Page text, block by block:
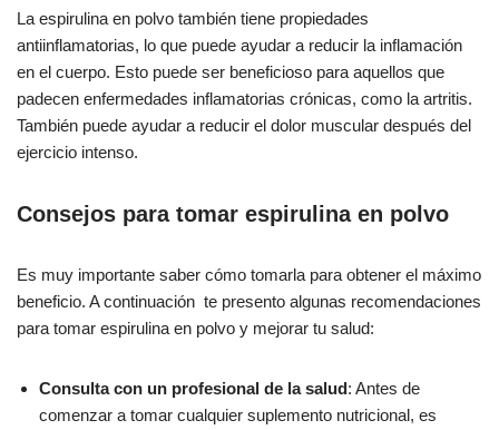
La espirulina en polvo también tiene propiedades
antiinflamatorias, lo que puede ayudar a reducir la inflamación
en el cuerpo. Esto puede ser beneficioso para aquellos que
padecen enfermedades inflamatorias crónicas, como la artritis.
También puede ayudar a reducir el dolor muscular después del
ejercicio intenso.
Consejos para tomar espirulina en polvo
Es muy importante saber cómo tomarla para obtener el máximo
beneficio. A continuación te presento algunas recomendaciones
para tomar espirulina en polvo y mejorar tu salud:
Consulta con un profesional de la salud: Antes de
comenzar a tomar cualquier suplemento nutricional, es